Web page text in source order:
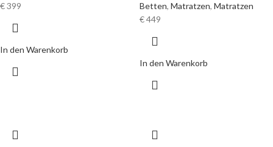
€399
In den Warenkorb
Betten, Matratzen, Matratzen
€449
In den Warenkorb